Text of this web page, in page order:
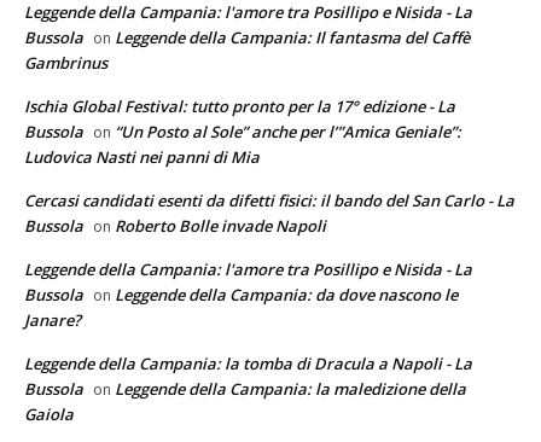
Leggende della Campania: l'amore tra Posillipo e Nisida - La
Bussola on Leggende della Campania: Il fantasma del Caffè
Gambrinus
Ischia Global Festival: tutto pronto per la 17° edizione - La
Bussola on “Un Posto al Sole” anche per l’”Amica Geniale”:
Ludovica Nasti nei panni di Mia
Cercasi candidati esenti da difetti fisici: il bando del San Carlo - La
Bussola on Roberto Bolle invade Napoli
Leggende della Campania: l'amore tra Posillipo e Nisida - La
Bussola on Leggende della Campania: da dove nascono le
Janare?
Leggende della Campania: la tomba di Dracula a Napoli - La
Bussola on Leggende della Campania: la maledizione della
Gaiola